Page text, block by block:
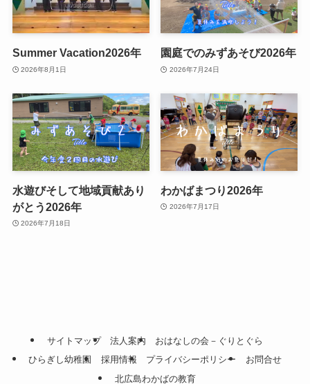
Summer Vacation2026年
2026年8月1日
園庭でのみずあそび2026年
2026年7月24日
水遊びそして地域貢献あり
がとう2026年
2026年7月18日
わかばまつり2026年
2026年7月17日
サイトマップ 法人案内
おはなしの会－ぐりとぐら
ひらぎし幼稚園
採用情報 プライバシーポリシー
お問合せ
北広島わかばの教育